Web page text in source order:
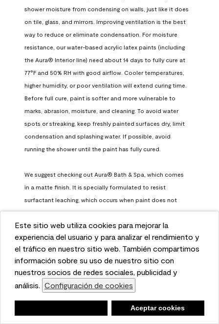
This website uses cookies to enhance user experience
and to analyze performance and traffic on our website.
We also share information about your use of our site
with our social media, advertising, and analytics
partners. Cookie Settings
Accept Cookies
Este sitio web utiliza cookies para mejorar la
experiencia del usuario y para analizar el rendimiento y
el tráfico en nuestro sitio web. También compartimos
información sobre su uso de nuestro sitio con
nuestros socios de redes sociales, publicidad y
análisis. Configuración de cookies
Aceptar cookies
shower moisture from condensing on walls, just like it does
on tile, glass, and mirrors. Improving ventilation is the best
way to reduce or eliminate condensation. For moisture
resistance, our water-based acrylic latex paints (including
the Aura® Interior line) need about 14 days to fully cure at
77°F and 50% RH with good airflow. Cooler temperatures,
higher humidity, or poor ventilation will extend curing time.
Before full cure, paint is softer and more vulnerable to
marks, abrasion, moisture, and cleaning. To avoid water
spots or streaking, keep freshly painted surfaces dry, limit
condensation and splashing water. If possible, avoid
running the shower until the paint has fully cured.
We suggest checking out Aura® Bath & Spa, which comes
in a matte finish. It is specially formulated to resist
surfactant leaching, which occurs when paint does not
have enough time to fully cure before being exposed to
high humidity. To learn more, feel free to check it out here:
https://www.benjaminmoore.com/en-us/interior-exterior-
paints-stains/product-catalog/abs/aura-bath-and-spa-
paint
Benjamin Moore Support
a month ago